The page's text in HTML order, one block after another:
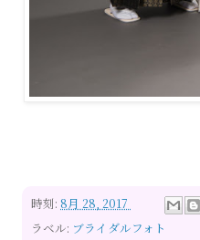
時刻: 8月 28, 2017
ラベル: ブライダルフォト